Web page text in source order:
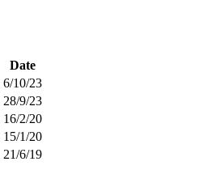
Date
6/10/23
28/9/23
16/2/20
15/1/20
21/6/19